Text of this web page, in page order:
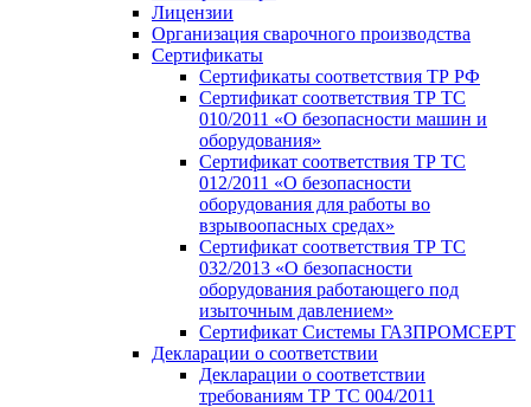
Лицензии
Организация сварочного производства
Cертификаты
Сертификаты соответствия ТР РФ
Сертификат соответствия ТР ТС
010/2011 «О безопасности машин и
оборудования»
Сертификат соответствия ТР ТС
012/2011 «О безопасности
оборудования для работы во
взрывоопасных средах»
Сертификат соответствия ТР ТС
032/2013 «О безопасности
оборудования работающего под
изыточным давлением»
Сертификат Системы ГАЗПРОМСЕРТ
Декларации о соответствии
Декларации о соответствии
требованиям ТР ТС 004/2011